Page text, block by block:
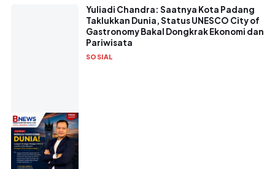
Yuliadi Chandra: Saatnya Kota Padang
Taklukkan Dunia, Status UNESCO City of
Gastronomy Bakal Dongkrak Ekonomi dan
Pariwisata
SOSIAL